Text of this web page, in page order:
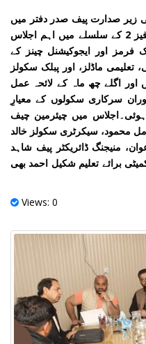
زیر صدارت پیف صدر دفتر میں
پبلک سکولز ری آرگنائزیشن پروگرام فیز 2 کے سلسلے میں اہم اجلاس
فرمز اور ایجوکیشنل چینز کے
تعلیمی ماڈلز، اور پبلک سکولز
اور اگلے چھ ماہ کے لائحہ عمل
سرکاری سکولوں کے معیارِ
ہوئی۔اجلاس میں چیئرمین چیف
محمود، سیکرٹری سکولز خالد
منیجنگ ڈائریکٹر پیف شاہد
برائے تعلیم شکیل احمد بھی
Views: 0